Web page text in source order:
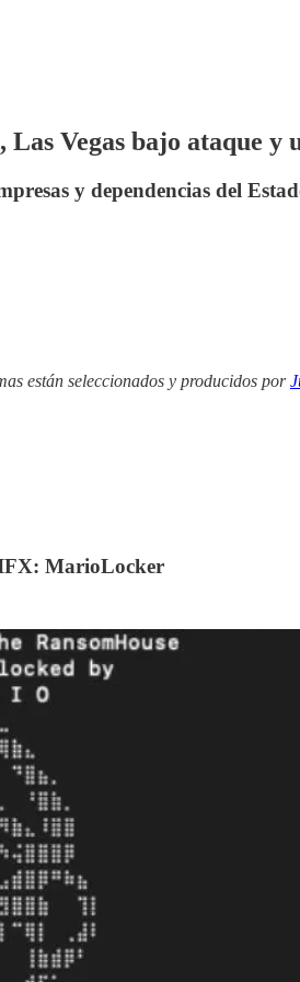
Vegas bajo ataque y
y dependencias del
están seleccionados y producidos por
MarioLocker